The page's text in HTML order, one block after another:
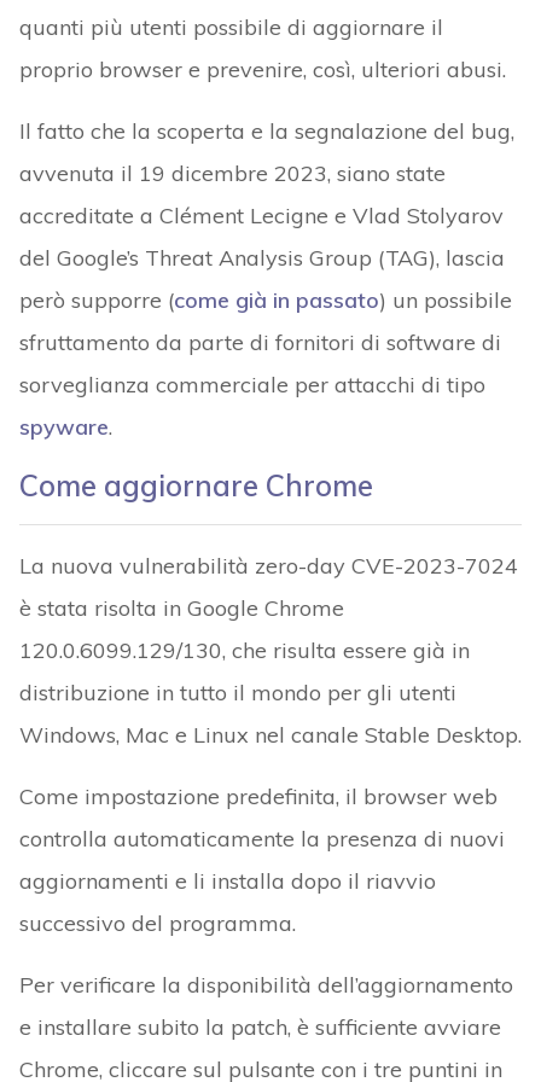
quanti più utenti possibile di aggiornare il
proprio browser e prevenire, così, ulteriori abusi.
Il fatto che la scoperta e la segnalazione del bug,
avvenuta il 19 dicembre 2023, siano state
accreditate a Clément Lecigne e Vlad Stolyarov
del Google’s Threat Analysis Group (TAG), lascia
però supporre (come già in passato) un possibile
sfruttamento da parte di fornitori di software di
sorveglianza commerciale per attacchi di tipo
spyware.
Come aggiornare Chrome
La nuova vulnerabilità zero-day CVE-2023-7024
è stata risolta in Google Chrome
120.0.6099.129/130, che risulta essere già in
distribuzione in tutto il mondo per gli utenti
Windows, Mac e Linux nel canale Stable Desktop.
Come impostazione predefinita, il browser web
controlla automaticamente la presenza di nuovi
aggiornamenti e li installa dopo il riavvio
successivo del programma.
Per verificare la disponibilità dell’aggiornamento
e installare subito la patch, è sufficiente avviare
Chrome, cliccare sul pulsante con i tre puntini in